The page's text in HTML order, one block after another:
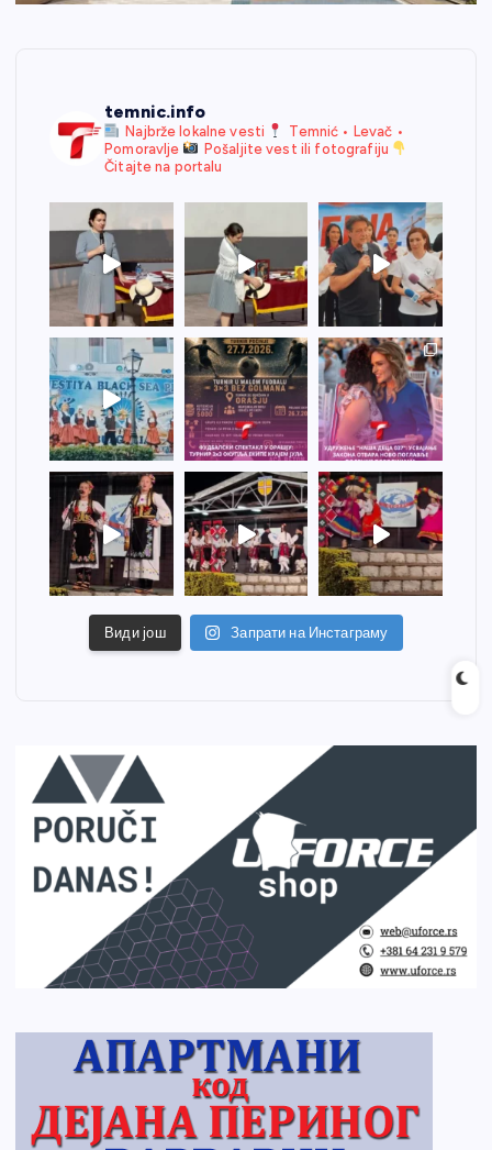
temnic.info
Najbrže lokalne vesti
Temnić • Levač •
Pomoravlje
Pošaljite vest ili fotografiju
Čitajte na portalu
Види још Запрати на Инстаграму